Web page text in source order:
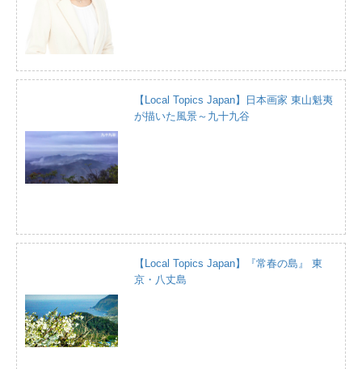
【Local Topics Japan】日本画家 東山魁夷
が描いた風景～九十九谷
【Local Topics Japan】『常春の島』 東
京・八丈島